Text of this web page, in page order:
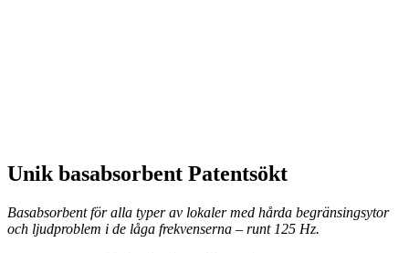
Unik basabsorbent Patentsökt
Basabsorbent för alla typer av lokaler med hårda begränsingsytor
och ljudproblem i de låga frekvenserna – runt 125 Hz.